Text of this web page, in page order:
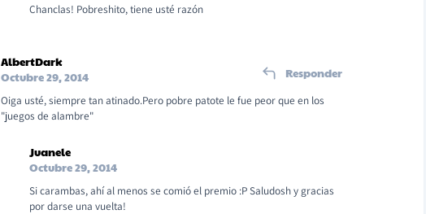
Chanclas! Pobreshito, tiene usté razón
AlbertDark
Octubre 29, 2014
Oiga usté, siempre tan atinado.Pero pobre patote le fue peor que en los
"juegos de alambre"
Responder
Juanele
Octubre 29, 2014
Si carambas, ahí al menos se comió el premio :P Saludosh y gracias
por darse una vuelta!